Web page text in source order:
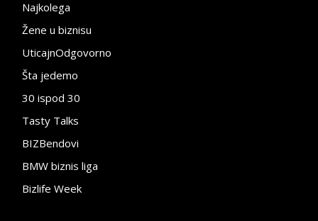
Najkolega
Žene u biznisu
UticajnOdgovorno
Šta jedemo
30 ispod 30
Tasty Talks
BIZBendovi
BMW biznis liga
Bizlife Week